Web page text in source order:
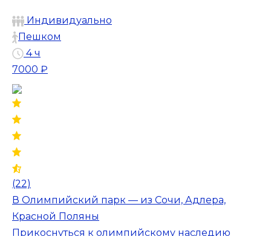
Индивидуально
Пешком
4 ч
7000 ₽
(22)
В Олимпийский парк — из Сочи, Адлера,
Красной Поляны
Прикоснуться к олимпийскому наследию